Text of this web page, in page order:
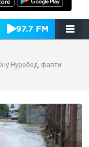
Нуробод, фавти